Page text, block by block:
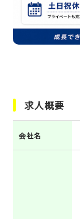
求人概要
会社名